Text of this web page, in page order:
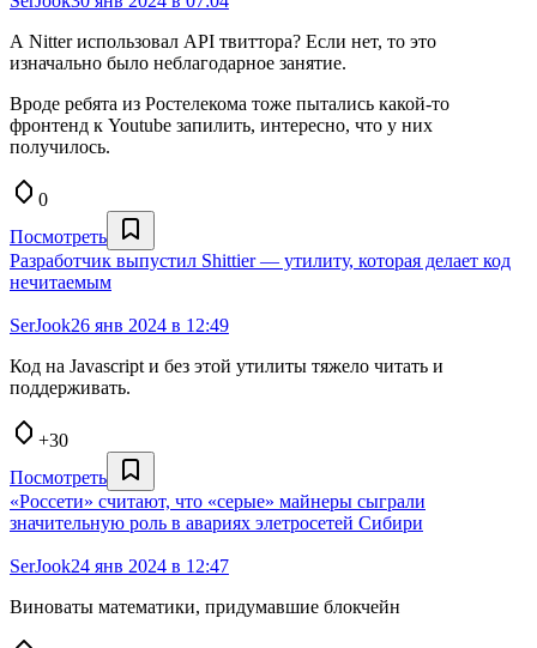
А Nitter использовал API твиттора? Если нет, то это
изначально было неблагодарное занятие.
Вроде ребята из Ростелекома тоже пытались какой-то
фронтенд к Youtube запилить, интересно, что у них
получилось.
0
Посмотреть
Разработчик выпустил Shittier — утилиту, которая делает код
нечитаемым
SerJook26 янв 2024 в 12:49
Код на Javascript и без этой утилиты тяжело читать и
поддерживать.
+30
Посмотреть
«Россети» считают, что «серые» майнеры сыграли
значительную роль в авариях элетросетей Сибири
SerJook24 янв 2024 в 12:47
Виноваты математики, придумавшие блокчейн